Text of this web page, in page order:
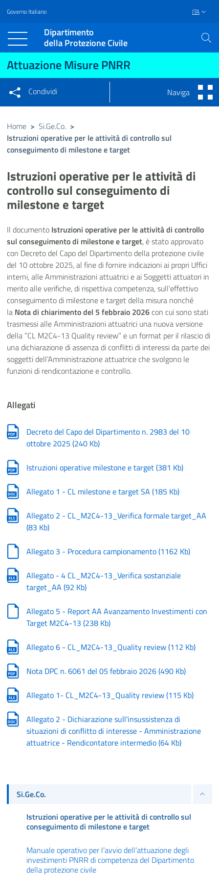
Vai al contenuto principale
Raggiungi il piè di pagina
Governo Italiano ITA
Dipartimento
della Protezione Civile
Attuazione Misure PNRR
Condividi su Facebook
Condividi su LinkedIn
Condividi
Condividi sui social network
Naviga
Home > Si.Ge.Co. >
Istruzioni operative per le attività di controllo sul
conseguimento di milestone e target
Istruzioni operative per le attività di
controllo sul conseguimento di
milestone e target
Il documento Istruzioni operative per le attività di controllo
sul conseguimento di milestone e target, è stato approvato
con Decreto del Capo del Dipartimento della protezione civile
del 10 ottobre 2025, al fine di fornire indicazioni ai propri Uffici
interni, alle Amministrazioni attuatrici e ai Soggetti attuatori in
merito alle verifiche, di rispettiva competenza, sull’effettivo
conseguimento di milestone e target della misura nonché
la Nota di chiarimento del 5 febbraio 2026 con cui sono stati
trasmessi alle Amministrazioni attuatrici una nuova versione
della “CL M2C4-13 Quality review” e un format per il rilascio di
una dichiarazione di assenza di conflitti di interessi da parte dei
soggetti dell’Amministrazione attuatrice che svolgono le
funzioni di rendicontazione e controllo.
Allegati
Decreto del Capo del Dipartimento n. 2983 del 10
ottobre 2025 (240 Kb)
Istruzioni operative milestone e target(381 Kb)
Allegato 1 - CL milestone e target SA (185 Kb)
Allegato 2 - CL_M2C4-13_Verifica formale target_AA
(83 Kb)
Allegato 3 - Procedura campionamento(1162 Kb)
Allegato - 4 CL_M2C4-13_Verifica sostanziale
target_AA (92 Kb)
Allegato 5 - Report AA Avanzamento Investimenti con
Target M2C4-13 (238 Kb)
Allegato 6 - CL_M2C4-13_Quality review(112 Kb)
Nota DPC n. 6061 del 05 febbraio 2026(490 Kb)
Allegato 1- CL_M2C4-13_Quality review(115 Kb)
Allegato 2 - Dichiarazione sull'insussistenza di
situazioni di conflitto di interesse - Amministrazione
attuatrice - Rendicontatore intermedio(64 Kb)
Si.Ge.Co.
Istruzioni operative per le attività di controllo sul
conseguimento di milestone e target
Manuale operativo per l’avvio dell’attuazione degli
investimenti PNRR di competenza del Dipartimento
della protezione civile